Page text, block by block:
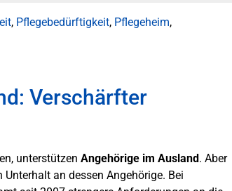
, Pflegebedürftigkeit, Pflegeheim,
Verschärfter
unterstützen Angehörige im Ausland. Aber
an dessen Angehörige. Bei